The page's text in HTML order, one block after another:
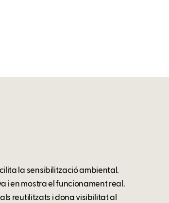
la sensibilització ambiental.
i en mostra el funcionament real.
reutilitzats i dona visibilitat al